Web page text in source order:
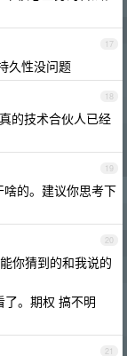
17
久性没问题
18
的技术合伙人已经
19
的。建议你思考下
20
你猜到的和我说的
。期权 搞不明
21